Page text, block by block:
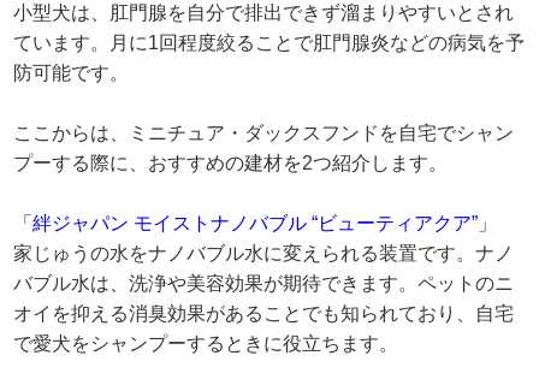
小型犬は、肛門腺を自分で排出できず溜まりやすいとされ
ています。月に1回程度絞ることで肛門腺炎などの病気を予
防可能です。
ここからは、ミニチュア・ダックスフンドを自宅でシャン
プーする際に、おすすめの建材を2つ紹介します。
「絆ジャパン モイストナノバブル “ビューティアクア” 」
家じゅうの水をナノバブル水に変えられる装置です。ナノ
バブル水は、洗浄や美容効果が期待できます。ペットのニ
オイを抑える消臭効果があることでも知られており、自宅
で愛犬をシャンプーするときに役立ちます。